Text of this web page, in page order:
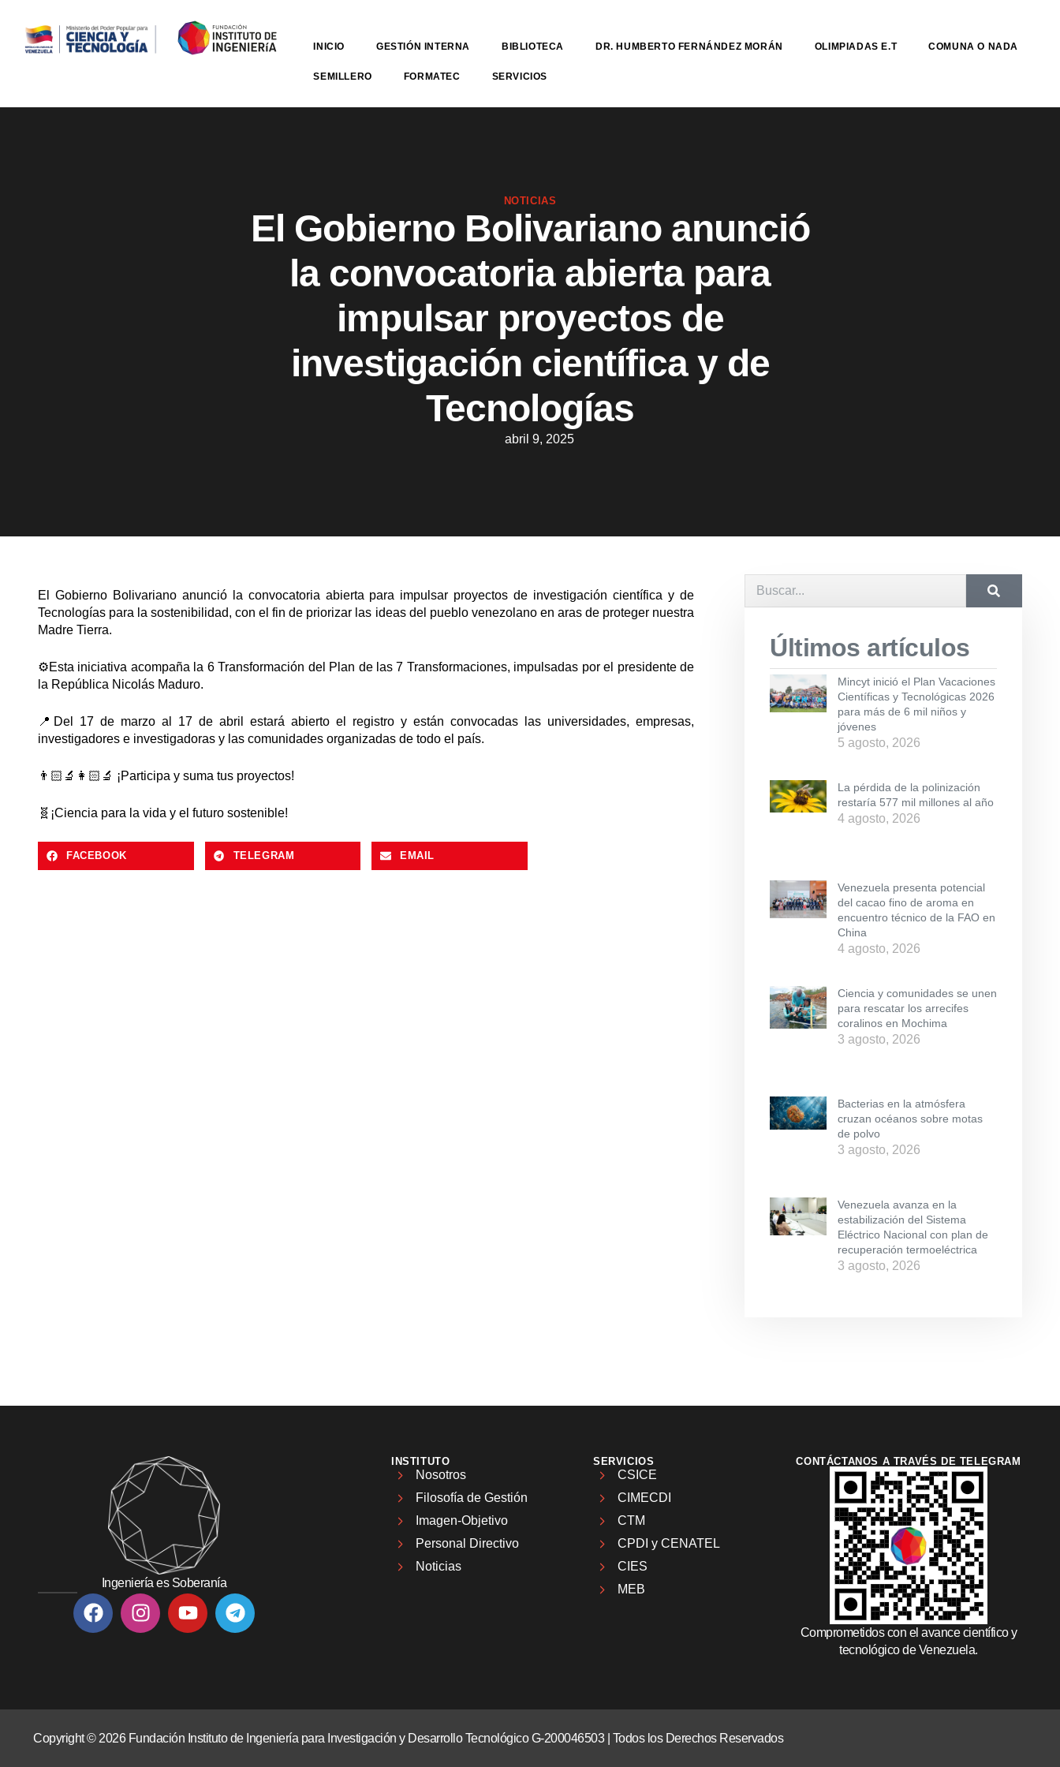
INICIO GESTIÓN INTERNA BIBLIOTECA DR. HUMBERTO FERNÁNDEZ MORÁN OLIMPIADAS E.T COMUNA O NADA
SEMILLERO FORMATEC SERVICIOS
NOTICIAS
El Gobierno Bolivariano anunció
la convocatoria abierta para
impulsar proyectos de
investigación científica y de
Tecnologías
abril 9, 2025
El Gobierno Bolivariano anunció la convocatoria abierta para impulsar proyectos de investigación científica y de
Tecnologías para la sostenibilidad, con el fin de priorizar las ideas del pueblo venezolano en aras de proteger nuestra
Madre Tierra.
⚙️Esta iniciativa acompaña la 6 Transformación del Plan de las 7 Transformaciones, impulsadas por el presidente de
la República Nicolás Maduro.
📍Del 17 de marzo al 17 de abril estará abierto el registro y están convocadas las universidades, empresas,
investigadores e investigadoras y las comunidades organizadas de todo el país.
👨🏻‍🔬👩🏻‍🔬 ¡Participa y suma tus proyectos!
🧬¡Ciencia para la vida y el futuro sostenible!
FACEBOOK TELEGRAM EMAIL
Últimos artículos
Mincyt inició el Plan Vacaciones
Científicas y Tecnológicas 2026
para más de 6 mil niños y
jóvenes
5 agosto, 2026
La pérdida de la polinización
restaría 577 mil millones al año
4 agosto, 2026
Venezuela presenta potencial
del cacao fino de aroma en
encuentro técnico de la FAO en
China
4 agosto, 2026
Ciencia y comunidades se unen
para rescatar los arrecifes
coralinos en Mochima
3 agosto, 2026
Bacterias en la atmósfera
cruzan océanos sobre motas
de polvo
3 agosto, 2026
Venezuela avanza en la
estabilización del Sistema
Eléctrico Nacional con plan de
recuperación termoeléctrica
3 agosto, 2026
Ingeniería es Soberanía
INSTITUTO
Nosotros
Filosofía de Gestión
Imagen-Objetivo
Personal Directivo
Noticias
SERVICIOS
CSICE
CIMECDI
CTM
CPDI y CENATEL
CIES
MEB
CONTÁCTANOS A TRAVÉS DE TELEGRAM
Comprometidos con el avance científico y
tecnológico de Venezuela.
Copyright © 2026 Fundación Instituto de Ingeniería para Investigación y Desarrollo Tecnológico G-200046503 | Todos los Derechos Reservados